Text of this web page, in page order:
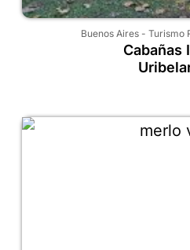
Buenos Aires - Turismo
Cabañas